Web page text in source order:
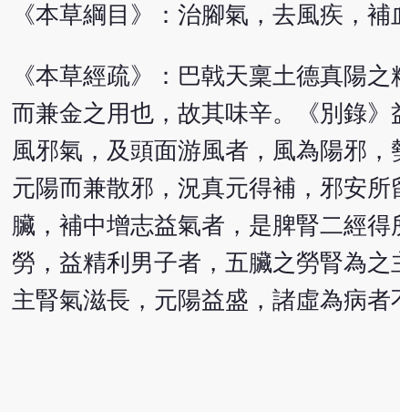
《本草綱目》：治腳氣，去風疾，補
《本草經疏》：巴戟天稟土德真陽
而兼金之用也，故其味辛。《別錄
風邪氣，及頭面游風者，風為陽邪
元陽而兼散邪，況真元得補，邪安
臟，補中增志益氣者，是脾腎二經
勞，益精利男子者，五臟之勞腎為
主腎氣滋長，元陽益盛，諸虛為病者